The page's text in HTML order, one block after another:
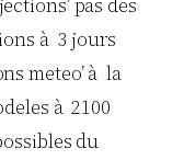
pas des
à 3 jours
meteo’ à la
à 2100
du